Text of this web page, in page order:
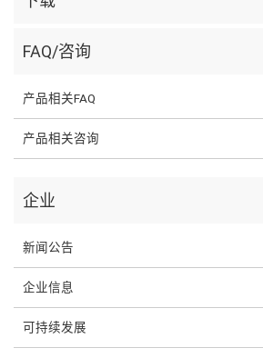
FAQ/咨询
产品相关FAQ
产品相关咨询
企业
新闻公告
企业信息
可持续发展